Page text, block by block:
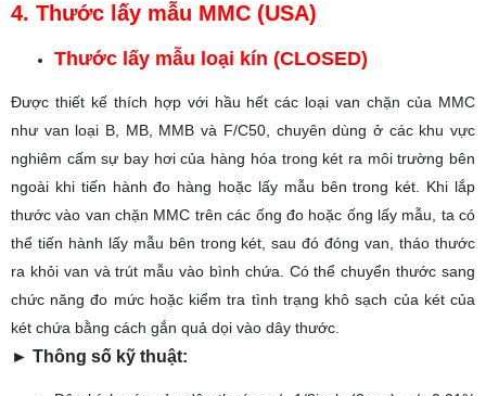
4. Thước lấy mẫu MMC (USA)
Thước lấy mẫu loại kín (CLOSED)
Được thiết kế thích hợp với hầu hết các loại van chặn của MMC
như van loại B, MB, MMB và F/C50, chuyên dùng ở các khu vực
nghiêm cấm sự bay hơi của hàng hóa trong két ra môi trường bên
ngoài khi tiến hành đo hàng hoặc lấy mẫu bên trong két. Khi lắp
thước vào van chặn MMC trên các ống đo hoặc ống lấy mẫu, ta có
thể tiến hành lấy mẫu bên trong két, sau đó đóng van, tháo thước
ra khỏi van và trút mẫu vào bình chứa. Có thể chuyển thước sang
chức năng đo mức hoặc kiểm tra tình trạng khô sạch của két của
két chứa bằng cách gắn quả dọi vào dây thước.
► Thông số kỹ thuật: